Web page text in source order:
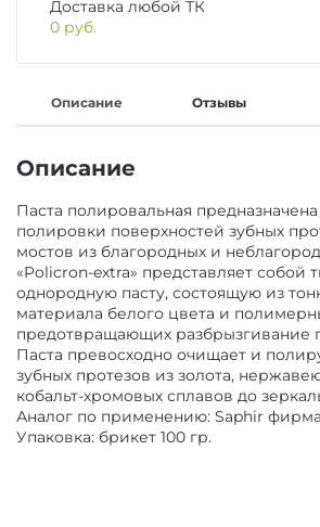
ДЕЗИНФИЦИРУЮЩИЕ
ПОЛИРЫ ДЛЯ ПОЛИРОВАНИЯ,
ШЛИФОВАНИЯ РЕСТАВРАЦИЙ
ПОДКЛАДОЧНЫЕ МАТЕРИАЛЫ
МАТЕРИАЛЫ ДЛЯ
ЛЕЧЕНИЯ
МАТЕРИАЛЫ ДЛЯ ФИКСАЦИИ
РЕСТАВРАЦИЙ
ОБОРУДОВАНИЕ И ЗАПАСНЫЕ
АРТИКУЛЛЯТОРЫ,
CAD/CAM
ПЕСКОСТРУЙНОЕ
ОБОРУДОВАНИЕ
Доставка любой ТК
0 руб.
Описание Отзывы
Описание
Паста полировальная
полировки поверхностей зубных
мостов из благородных и
«Policron-extra» представляет собой
однородную пасту, состоящую из
материала белого цвета и
предотвращающих разбрызгивание
Паста превосходно очищает и
зубных протезов из золота,
кобальт-хромовых сплавов до
Аналог по применению: Saphir
Упаковка: брикет 100 гр.